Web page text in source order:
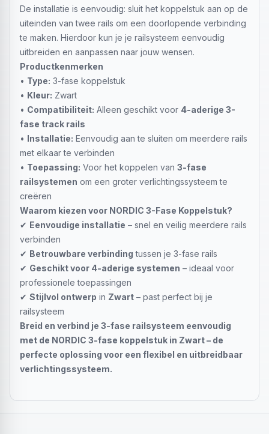
De installatie is eenvoudig: sluit het koppelstuk aan op de
uiteinden van twee rails om een doorlopende verbinding
te maken. Hierdoor kun je je railsysteem eenvoudig
uitbreiden en aanpassen naar jouw wensen.
Productkenmerken
• Type: 3-fase koppelstuk
• Kleur: Zwart
• Compatibiliteit: Alleen geschikt voor 4-aderige 3-
fase track rails
• Installatie: Eenvoudig aan te sluiten om meerdere rails
met elkaar te verbinden
• Toepassing: Voor het koppelen van 3-fase
railsystemen om een groter verlichtingssysteem te
creëren
Waarom kiezen voor NORDIC 3-Fase Koppelstuk?
✔ Eenvoudige installatie – snel en veilig meerdere rails
verbinden
✔ Betrouwbare verbinding tussen je 3-fase rails
✔ Geschikt voor 4-aderige systemen – ideaal voor
professionele toepassingen
✔ Stijlvol ontwerp in Zwart – past perfect bij je
railsysteem
Breid en verbind je 3-fase railsysteem eenvoudig
met de NORDIC 3-fase koppelstuk in Zwart – de
perfecte oplossing voor een flexibel en uitbreidbaar
verlichtingssysteem.